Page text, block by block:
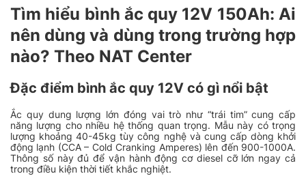
N150
2.240.000
6
Bình Ắc Quy Enimac 150Ah 12V
2.410.000₫
XEM NGAY
Tìm hiểu bình ắc quy 12V 150Ah: Ai
nên dùng và dùng trong trường hợp
nào? Theo NAT Center
Đặc điểm bình ắc quy 12V có gì nổi bật
Ắc quy dung lượng lớn đóng vai trò như “trái tim” cung cấp
năng lượng cho nhiều hệ thống quan trọng. Mẫu này có trọng
lượng khoảng 40-45kg tùy công nghệ và cung cấp dòng khởi
động lạnh (CCA – Cold Cranking Amperes) lên đến 900-1000A.
Thông số này đủ để vận hành động cơ diesel cỡ lớn ngay cả
trong điều kiện thời tiết khắc nghiệt.